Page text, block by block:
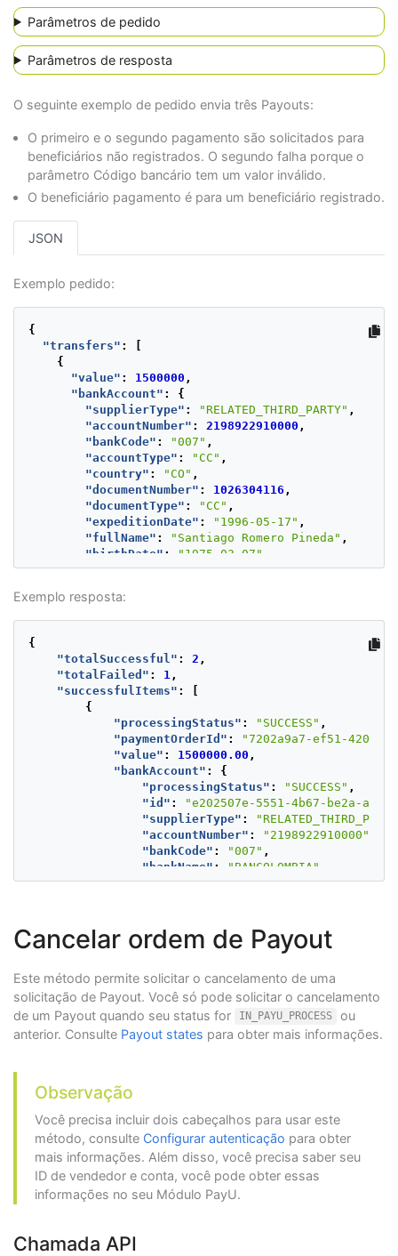
Parâmetros de pedido
Parâmetros de resposta
O seguinte exemplo de pedido envia três Payouts:
O primeiro e o segundo pagamento são solicitados para
beneficiários não registrados. O segundo falha porque o
parâmetro Código bancário tem um valor inválido.
O beneficiário pagamento é para um beneficiário registrado.
JSON
Exemplo pedido:
{
"transfers" :
[
{
"value" : 1500000 ,
"bankAccount" :
{
"supplierType" : "RELATED_THIRD_PARTY" ,
"accountNumber" : 2198922910000 ,
"bankCode" : "007" ,
"accountType" : "CC" ,
"country" : "CO" ,
"documentNumber" : 1026304116 ,
"documentType" : "CC" ,
"expeditionDate" : "1996-05-17" ,
"fullName" : "Santiago Romero Pineda" ,
"birthDate" : "1975-03-07"
"merchantId": 510608
"description"
},
"bankAccount" :
{
"supplierType"
"accountNumber"
:
"bankCode"
"accountType": "CA",
"country": "CO",
"documentNumber": 102688116
"documentType": "CC"
"expeditionDate": "2001-05-17",
"fullName": "Juan Perez" ,
"birthDate": "1985-04-17" ,
"merchantId":
510608
"bankAccount" : {
"id"
"e202507e-5551-4b67-be2a-a2a834bf1438"
"description":
"Registered supplier payment"
}
]
}
Exemplo resposta:
{
"totalSuccessful" : 2 ,
"totalFailed" : 1 ,
"successfulItems" :
[
{
"processingStatus" : "SUCCESS" ,
"paymentOrderId" :
"7202a9a7-ef51-4202-
"value" : 1500000.00 ,
"bankAccount" :
{
"processingStatus" : "SUCCESS" ,
"id" :
"e202507e-5551-4b67-be2a-
"supplierType" :
"accountNumber" : "2198922910000"
"bankCode" : "007" ,
"bankName" : "BANCOLOMBIA"
"accountType": "CC",
"documentType"
"CC"
"expeditionDate": "1996-05-
"birthDate": "1975-03-
"state":
"ACTIVE"
},
"description"
"First Payment"
},
"paymentOrderId"
"bankAccount": {
"processingStatus": "SUCCESS",
"id": "8f425a79-3f15-4e64-a1bf-
"supplierType":
"accountNumber"
"bankCode" : "013"
Cancelar ordem de Payout
Este método permite solicitar o cancelamento de uma
solicitação de Payout. Você só pode solicitar o cancelamento
de um Payout quando seu status for
IN_PAYU_PROCESS
ou
anterior. Consulte Payout states para obter mais informações.
Observação
Você precisa incluir dois cabeçalhos para usar este
método, consulte Configurar autenticação para obter
mais informações. Além disso, você precisa saber seu
ID de vendedor e conta, você pode obter essas
informações no seu Módulo PayU.
Chamada API